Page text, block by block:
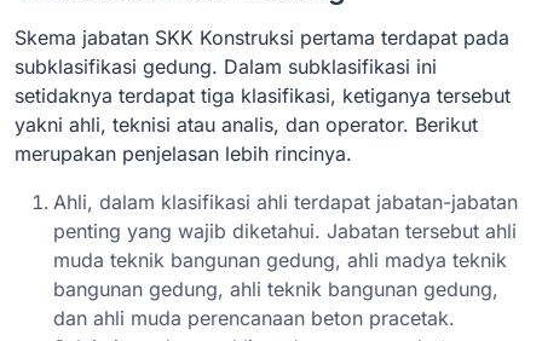
Skema jabatan SKK Konstruksi pertama terdapat pada
subklasifikasi gedung. Dalam subklasifikasi ini
setidaknya terdapat tiga klasifikasi, ketiganya tersebut
yakni ahli, teknisi atau analis, dan operator. Berikut
merupakan penjelasan lebih rincinya.
Ahli, dalam klasifikasi ahli terdapat jabatan-jabatan
penting yang wajib diketahui. Jabatan tersebut ahli
muda teknik bangunan gedung, ahli madya teknik
bangunan gedung, ahli teknik bangunan gedung,
dan ahli muda perencanaan beton pracetak.